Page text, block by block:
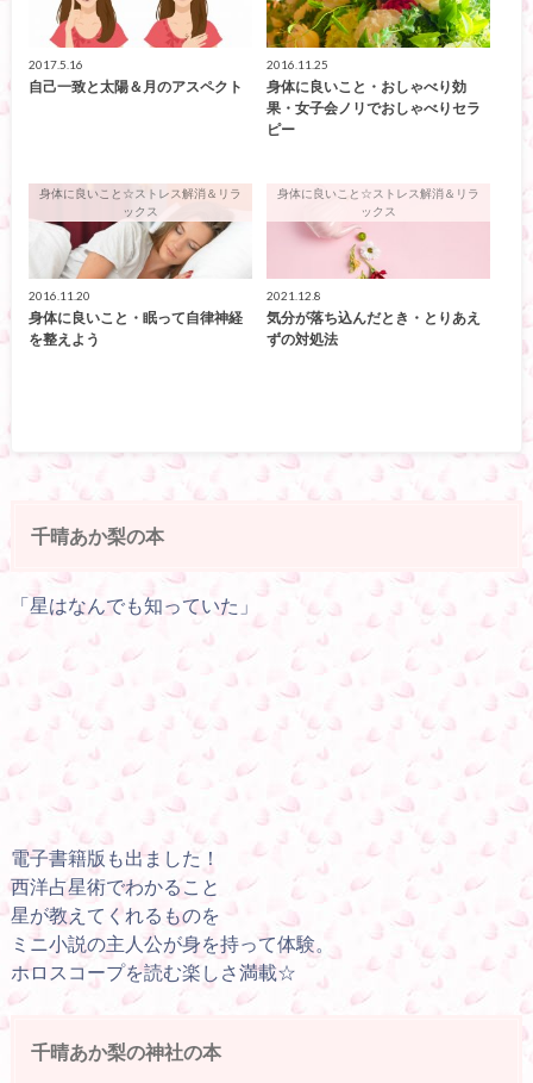
2017.5.16
自己一致と太陽＆月のアスペクト
2016.11.25
身体に良いこと・おしゃべり効
果・女子会ノリでおしゃべりセラ
ピー
身体に良いこと☆ストレス解消＆リラ
ックス
2016.11.20
身体に良いこと・眠って自律神経
を整えよう
身体に良いこと☆ストレス解消＆リラ
ックス
2021.12.8
気分が落ち込んだとき・とりあえ
ずの対処法
千晴あか梨の本
「星はなんでも知っていた」
電子書籍版も出ました！
西洋占星術でわかること
星が教えてくれるものを
ミニ小説の主人公が身を持って体験。
ホロスコープを読む楽しさ満載☆
千晴あか梨の神社の本